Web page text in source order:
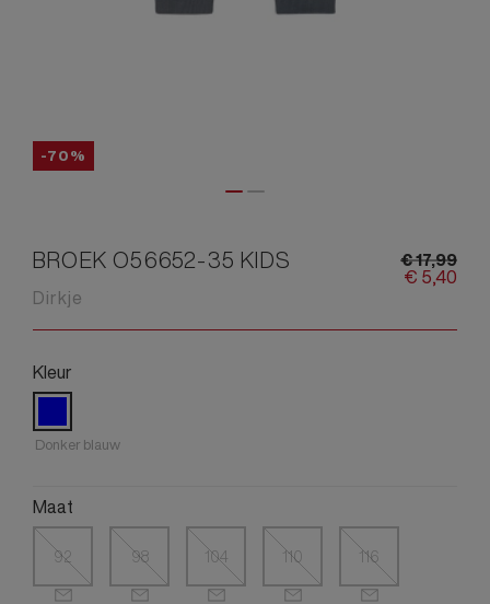
-70%
BROEK O56652-35 KIDS
Dirkje
€17,99
€ 5,40
Kleur
Donker blauw
Maat
92 98 104 110 116